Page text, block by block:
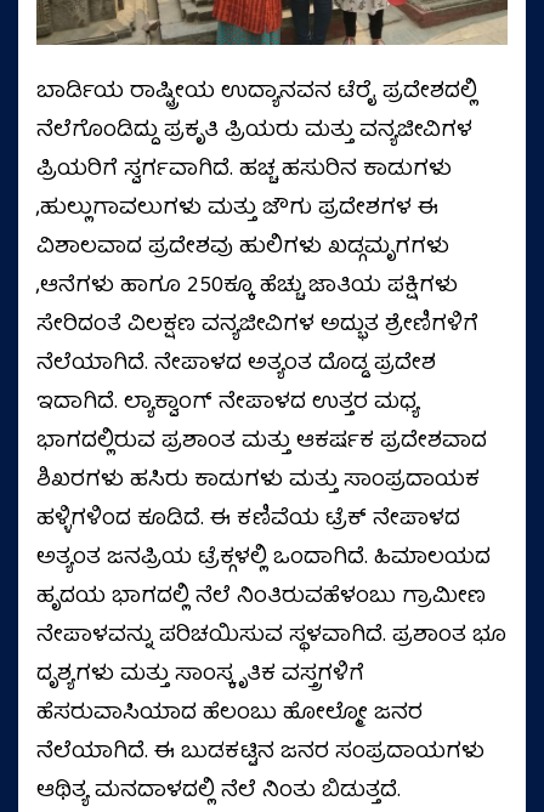
ಬಾರ್ಡಿಯ ರಾಷ್ಟ್ರೀಯ ಉದ್ಯಾನವನ ಟೆರೈ ಪ್ರದೇಶದಲ್ಲಿ
ನೆಲೆಗೊಂಡಿದ್ದು ಪ್ರಕೃತಿ ಪ್ರಿಯರು ಮತ್ತು ವನ್ಯಜೀವಿಗಳ
ಪ್ರಿಯರಿಗೆ ಸ್ವರ್ಗವಾಗಿದೆ. ಹಚ್ಚ ಹಸುರಿನ ಕಾಡುಗಳು
,ಹುಲ್ಲುಗಾವಲುಗಳು ಮತ್ತು ಜೌಗು ಪ್ರದೇಶಗಳ ಈ
ವಿಶಾಲವಾದ ಪ್ರದೇಶವು ಹುಲಿಗಳು ಖಡ್ಗಮೃಗಗಳು
,ಆನೆಗಳು ಹಾಗೂ 250ಕ್ಕೂ ಹೆಚ್ಚು ಜಾತಿಯ ಪಕ್ಷಿಗಳು
ಸೇರಿದಂತೆ ವಿಲಕ್ಷಣ ವನ್ಯಜೀವಿಗಳ ಅದ್ಭುತ ಶ್ರೇಣಿಗಳಿಗೆ
ನೆಲೆಯಾಗಿದೆ. ನೇಪಾಳದ ಅತ್ಯಂತ ದೊಡ್ಡ ಪ್ರದೇಶ
ಇದಾಗಿದೆ. ಲ್ಯಾಕ್ವಾಂಗ್ ನೇಪಾಳದ ಉತ್ತರ ಮಧ್ಯ
ಭಾಗದಲ್ಲಿರುವ ಪ್ರಶಾಂತ ಮತ್ತು ಆಕರ್ಷಕ ಪ್ರದೇಶವಾದ
ಶಿಖರಗಳು ಹಸಿರು ಕಾಡುಗಳು ಮತ್ತು ಸಾಂಪ್ರದಾಯಕ
ಹಳ್ಳಿಗಳಿಂದ ಕೂಡಿದೆ. ಈ ಕಣಿವೆಯ ಟ್ರೆಕ್ ನೇಪಾಳದ
ಅತ್ಯಂತ ಜನಪ್ರಿಯ ಟ್ರೆಕ್ಗಳಲ್ಲಿ ಒಂದಾಗಿದೆ. ಹಿಮಾಲಯದ
ಹೃದಯ ಭಾಗದಲ್ಲಿ ನೆಲೆ ನಿಂತಿರುವಹೆಳಂಬು ಗ್ರಾಮೀಣ
ನೇಪಾಳವನ್ನು ಪರಿಚಯಿಸುವ ಸ್ಥಳವಾಗಿದೆ. ಪ್ರಶಾಂತ ಭೂ
ದೃಶ್ಯಗಳು ಮತ್ತು ಸಾಂಸ್ಕೃತಿಕ ವಸ್ತ್ರಗಳಿಗೆ
ಹೆಸರುವಾಸಿಯಾದ ಹೆಲಂಬು ಹೋಲ್ಮೋ ಜನರ
ನೆಲೆಯಾಗಿದೆ. ಈ ಬುಡಕಟ್ಟಿನ ಜನರ ಸಂಪ್ರದಾಯಗಳು
ಆಥಿತ್ಯ ಮನದಾಳದಲ್ಲಿ ನೆಲೆ ನಿಂತು ಬಿಡುತ್ತದೆ.